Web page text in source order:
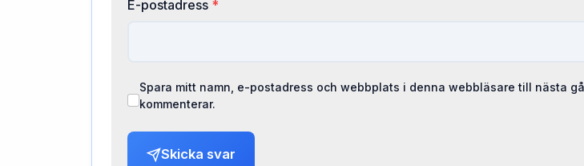
E-postadress *
Spara mitt namn, e-postadress och webbplats i denna webbläsare till nästa
kommenterar.
Skicka svar